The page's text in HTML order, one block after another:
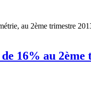
au 2ème trimestre
16% au